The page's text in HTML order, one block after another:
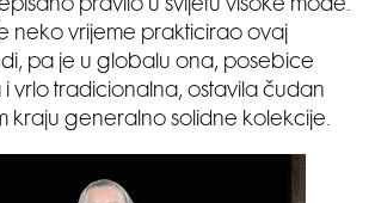
pravilo u svijetu visoke mode.
neko vrijeme prakticirao ovaj
pa je u globalu ona, posebice
i vrlo tradicionalna, ostavila čudan
kraju generalno solidne kolekcije.